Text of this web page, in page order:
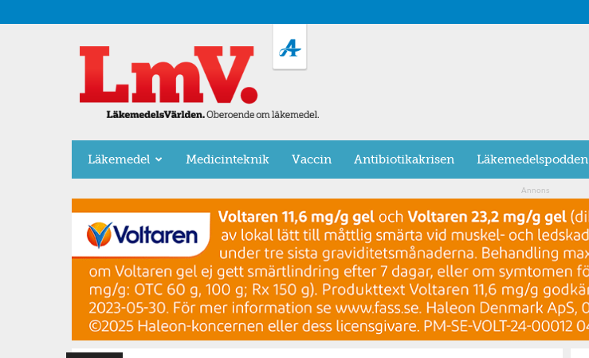
LäkemedelsVärlden
Läkemedel Medicinteknik Vaccin Antibiotikakrisen Läkemedelspodden
Annons